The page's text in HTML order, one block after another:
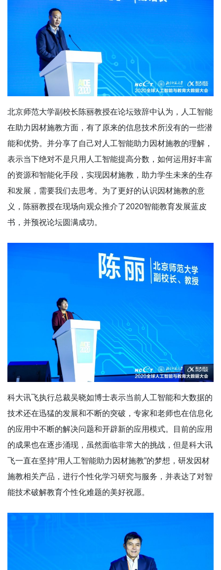
北京师范大学副校长陈丽教授在论坛致辞中认为，人工智能
在助力因材施教方面，有了原来的信息技术所没有的一些潜
能和优势。并分享了自己对人工智能助力因材施教的理解，
表示当下绝对不是只用人工智能提高分数，如何运用好丰富
的资源和智能化手段，实现因材施教，助力学生未来的生存
和发展，需要我们去思考。为了更好的认识因材施教的意
义，陈丽教授在现场向观众推介了2020智能教育发展蓝皮
书，并预祝论坛圆满成功。
科大讯飞执行总裁吴晓如博士表示当前人工智能和大数据的
技术还在迅猛的发展和不断的突破，专家和老师也在信息化
的应用中不断的解决问题和开辟新的应用模式。目前的应用
的成果也在逐步涌现，虽然面临非常大的挑战，但是科大讯
飞一直在坚持“用人工智能助力因材施教”的梦想，研发因材
施教相关产品，进行个性化学习研究与服务，并表达了对智
能技术破解教育个性化难题的美好祝愿。